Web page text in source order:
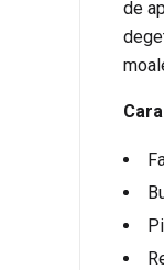
de